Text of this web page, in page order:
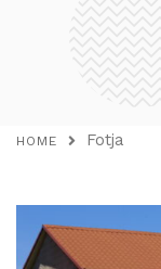
HOME Fotja